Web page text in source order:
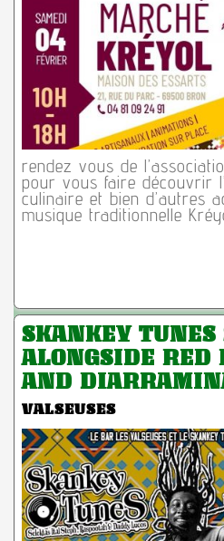
rendez vous de
pour vous faire découvrir
culinaire et bien d’autres
musique traditionnelle
SKANKEY TUNES
ALONGSIDE RED
AND
VALSEUSES